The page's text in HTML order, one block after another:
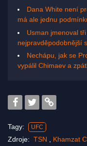
Dana White není
má ale jednu
Usman jmenoval
nejpravděpodobnější
Nechápu, jak se
vypálil Chimaev a
Tagy: UFC
Zdroje: TSN Khamzat